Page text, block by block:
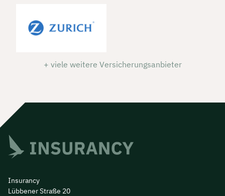
+ viele weitere Versicherungsanbieter
Insurancy
Lübbener Straße 20